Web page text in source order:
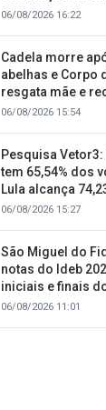
brasileira
06/08/2026 16:22
Cadela morre
abelhas e Corpo
resgata mãe e
Oeiras
06/08/2026 15:54
Pesquisa
tem 65,54% dos
Lula alcança
06/08/2026 15:27
São Miguel do
notas do Ideb
iniciais e finais
Fundamental
06/08/2026 11:01